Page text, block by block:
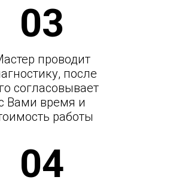
03
проводит
после
согласовывает
Вами время и
работы
04